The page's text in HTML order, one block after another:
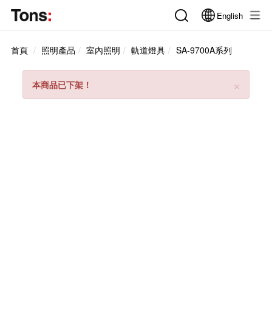
English
首頁 照明產品 室內照明 軌道燈具 SA-9700A系列
×
本商品已下架！